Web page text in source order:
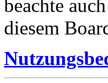
beachte
diesem